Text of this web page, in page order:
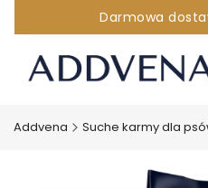
Darmowa
INFOLINIA
Addvena Suche karmy dla